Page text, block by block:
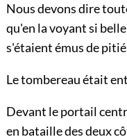
Nous devons dire
qu'en la voyant si
s'étaient émus de
Le tombereau était
Devant le portail
en bataille des deux